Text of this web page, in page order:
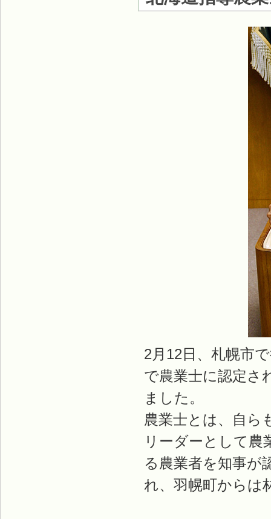
2月12日、札幌市
で農業士に認定さ
ました。
農業士とは、自ら
リーダーとして農
る農業者を知事が
れ、羽幌町からは